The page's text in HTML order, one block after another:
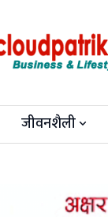
जीवनशैली